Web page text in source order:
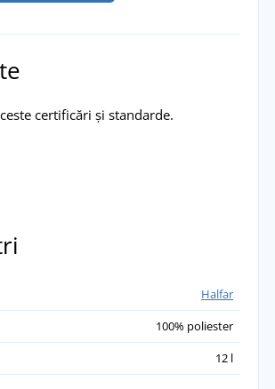
certificări și standarde.
Halfar
100% poliester
12 l